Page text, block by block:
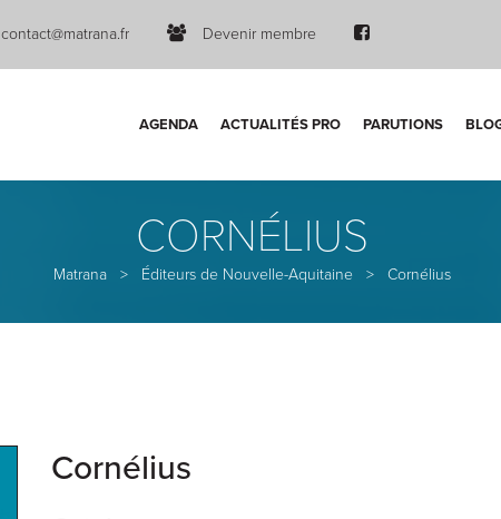
contact@matrana.fr Devenir membre
AGENDA ACTUALITÉS PRO PARUTIONS
CORNÉLIUS
Matrana> Éditeurs de Nouvelle-Aquitaine > Cornélius
Cornélius